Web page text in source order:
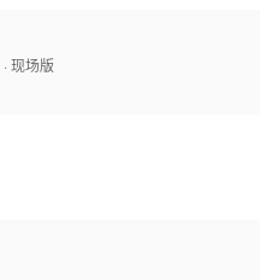
· 现场版